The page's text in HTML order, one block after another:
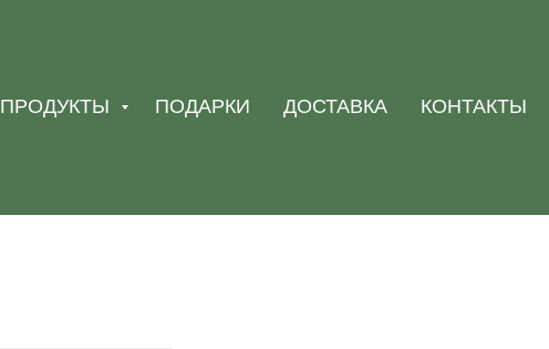
ПРОДУКТЫ ПОДАРКИ ДОСТАВКА КОНТАКТЫ